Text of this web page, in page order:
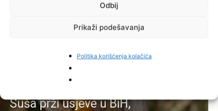
Odbij
Prikaži podešavanja
Politika korišćenja kolačića
Suša prži usjeve u BiH,